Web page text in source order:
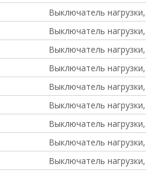
Выключатель
Выключатель
Выключатель
Выключатель
Выключатель
Выключатель
Выключатель
Выключатель
Выключатель